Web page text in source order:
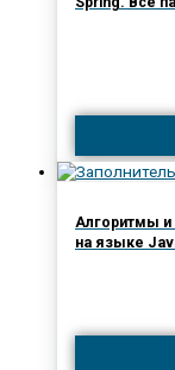
Алгоритмы и
на языке